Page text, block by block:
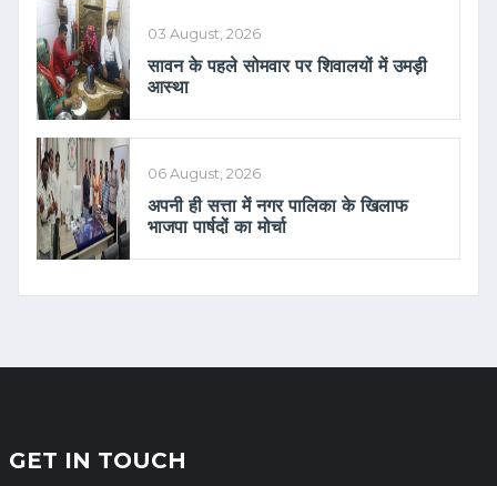
03 August, 2026
सावन के पहले सोमवार पर शिवालयों में उमड़ी
आस्था
06 August, 2026
अपनी ही सत्ता में नगर पालिका के खिलाफ
भाजपा पार्षदों का मोर्चा
GET IN TOUCH